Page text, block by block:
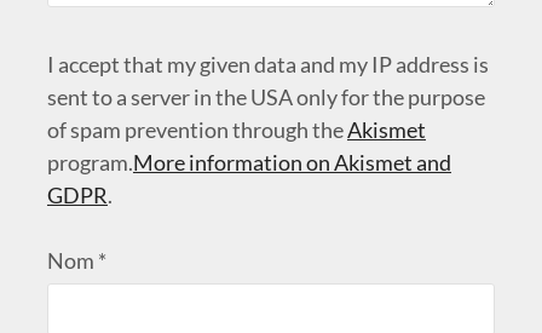
I accept that my given data and my IP address is
sent to a server in the USA only for the purpose
of spam prevention through theAkismet
program.More information on Akismet and
GDPR.
Nom *